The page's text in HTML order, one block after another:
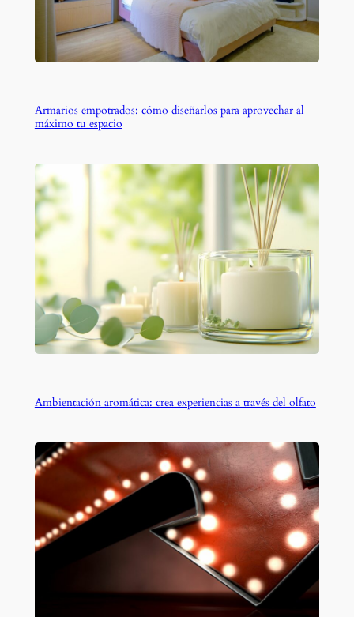
Armarios empotrados: cómo diseñarlos para aprovechar al
máximo tu espacio
Ambientación aromática: crea experiencias a través del olfato